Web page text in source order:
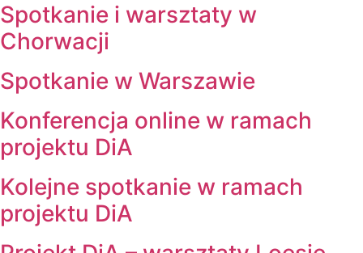
Spotkanie i warsztaty w
Chorwacji
Spotkanie w Warszawie
Konferencja online w ramach
projektu DiA
Kolejne spotkanie w ramach
projektu DiA